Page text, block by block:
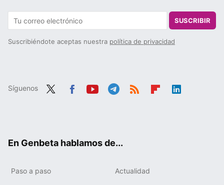
SUSCRIBIR
Suscribiéndote aceptas nuestra política de privacidad
Síguenos
En Genbeta hablamos de...
Paso a paso Actualidad